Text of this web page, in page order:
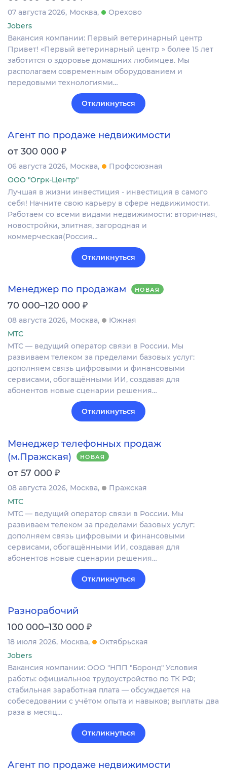
07 августа 2026 Москва
Орехово
Jobers
Вакансия компании: Первый ветеринарный центр
Привет! «Первый ветеринарный центр » более 15 лет
заботится о здоровье домашних любимцев. Мы
располагаем современным оборудованием и
передовыми технологиями…
Откликнуться
Агент по продаже недвижимости
от 300 000 ₽
06 августа 2026 Москва
Профсоюзная
ООО "Огрк-Центр"
Лучшая в жизни инвестиция - инвестиция в самого
себя! Начните свою карьеру в сфере недвижимости.
Работаем со всеми видами недвижимости: вторичная,
новостройки, элитная, загородная и
коммерческая(Россия…
Откликнуться
Менеджер по продажам НОВАЯ
70 000–120 000 ₽
08 августа 2026 Москва
Южная
МТС
МТС — ведущий оператор связи в России. Мы
развиваем телеком за пределами базовых услуг:
дополняем связь цифровыми и финансовыми
сервисами, обогащёнными ИИ, создавая для
абонентов новые сценарии решения…
Откликнуться
Менеджер телефонных продаж
(м.Пражская)
НОВАЯ
от 57 000 ₽
08 августа 2026 Москва
Пражская
МТС
МТС — ведущий оператор связи в России. Мы
развиваем телеком за пределами базовых услуг:
дополняем связь цифровыми и финансовыми
сервисами, обогащёнными ИИ, создавая для
абонентов новые сценарии решения…
Откликнуться
Разнорабочий
100 000–130 000 ₽
18 июля 2026 Москва
Октябрьская
Jobers
Вакансия компании: ООО "НПП "Боронд" Условия
работы: официальное трудоустройство по ТК РФ;
стабильная заработная плата — обсуждается на
собеседовании с учётом опыта и навыков; выплаты два
раза в месяц…
Откликнуться
Агент по продаже недвижимости